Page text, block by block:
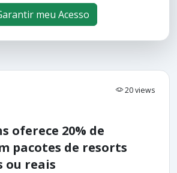
meu Acesso
20 views
oferece 20% de
pacotes de resorts
ou reais